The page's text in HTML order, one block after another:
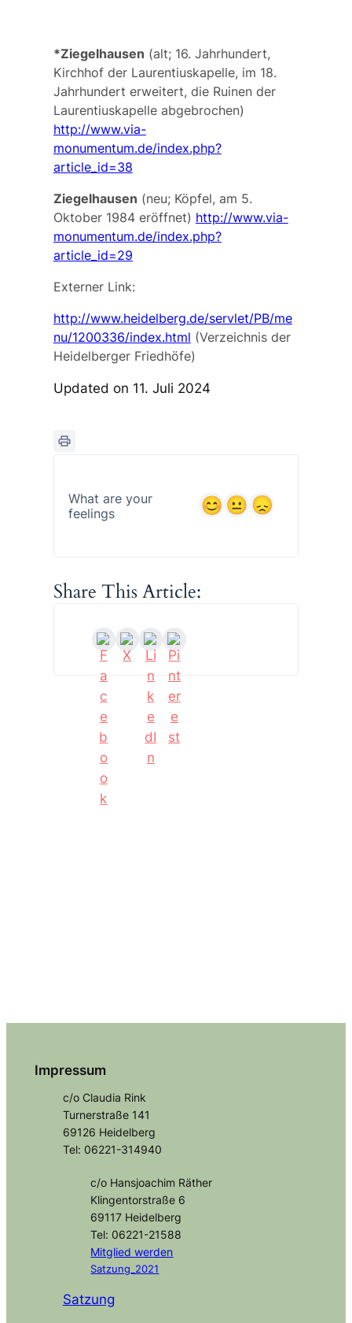
*Ziegelhausen (alt; 16. Jahrhundert,
Kirchhof der Laurentiuskapelle, im 18.
Jahrhundert erweitert, die Ruinen der
Laurentiuskapelle abgebrochen)
http://www.via-
monumentum.de/index.php?
article_id=38
Ziegelhausen (neu; Köpfel, am 5.
Oktober 1984 eröffnet) http://www.via-
monumentum.de/index.php?
article_id=29
Externer Link:
http://www.heidelberg.de/servlet/PB/me
nu/1200336/index.html (Verzeichnis der
Heidelberger Friedhöfe)
Updated on 11. Juli 2024
What are your
feelings
Share This Article:
Impressum
c/o Claudia Rink
Turnerstraße 141
69126 Heidelberg
Tel: 06221-314940
c/o Hansjoachim Räther
Klingentorstraße 6
69117 Heidelberg
Tel: 06221-21588
Mitgliedwerden
Satzung_2021
Satzung